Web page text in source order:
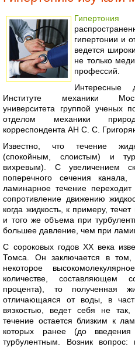
Гипертония
гипертонии и
ведется
не только
профессий.
Институте механики
университета группой ученых
отделом механики
корреспондента АН С. С.
Известно, что течение
(спокойным, слоистым) и
вихревым). С увеличением
поперечного сечения
ламинарное течение
сопротивление движению
когда жидкость, к примеру,
и того же объема при
большее давление, чем при
С сороковых годов ХХ века
Томса. Он заключается в том,
некоторое
количестве,
процента), то полученная
отличающаяся от воды, в
вязкостью, ведет себя не
течение остается близким к
которых ранее (до введения
турбулентным. Возник вопрос: